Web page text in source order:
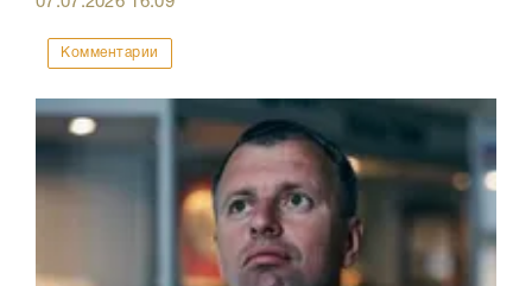
Комментарии